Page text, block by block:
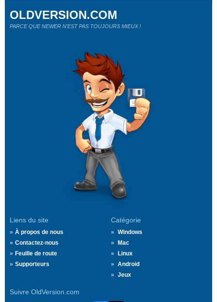
Liens du site
À propos de nous
Contactez-nous
Feuille de route
Supporteurs
Catégorie
Windows
Mac
Linux
Android
Jeux
Suivre OldVersion.com
OLDVERSION.COM
PARCE QUE NEWER N'EST PAS TOUJOURS MIEUX !